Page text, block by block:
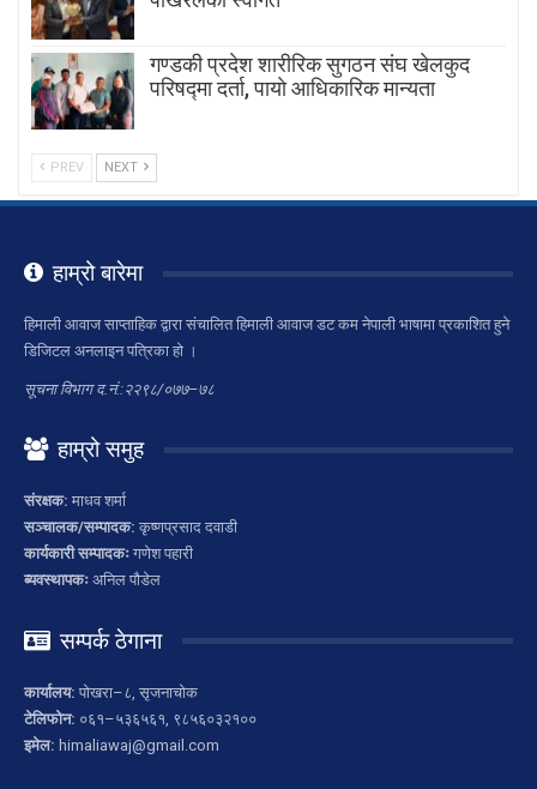
गण्डकी प्रदेश शारीरिक सुगठन संघ खेलकुद
परिषद्मा दर्ता, पायाे आधिकारिक मान्यता
PREV NEXT
हाम्रो बारेमा
हिमाली आवाज साप्ताहिक द्वारा संचालित हिमाली आवाज डट कम नेपाली भाषामा प्रकाशित हुने
डिजिटल अनलाइन पत्रिका हो ।
सूचना विभाग द.नं.:२२९८/०७७–७८
हाम्रो समुह
संरक्षक: माधव शर्मा
सञ्चालक/सम्पादक: कृष्णप्रसाद दवाडी
कार्यकारी सम्पादकः गणेश पहारी
ब्यवस्थापकः अनिल पौडेल
सम्पर्क ठेगाना
कार्यालय: पोखरा–८, सृजनाचोक
टेलिफोन: ०६१–५३६५६१, ९८५६०३२१००
इमेल: himaliawaj@gmail.com